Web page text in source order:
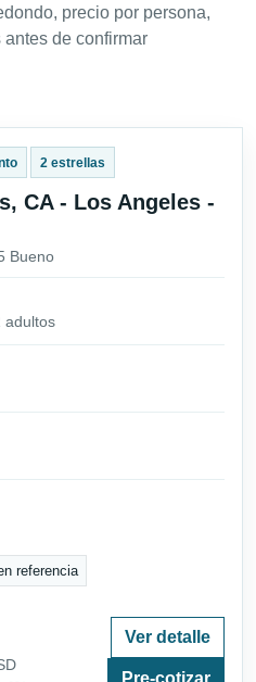
precio por persona,
de confirmar
2 estrellas
CA - Los Angeles -
Bueno
adultos
referencia
Ver detalle
Pre-cotizar